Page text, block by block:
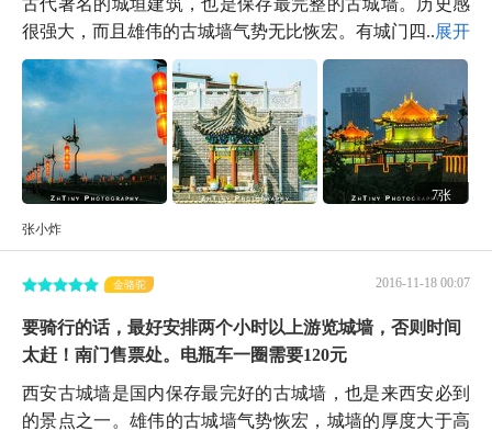
很强大，而且雄伟的古城墙气势无比恢宏。有城门四...展开
7张
张小炸
2016-11-18 00:07
金骆驼
要骑行的话，最好安排两个小时以上游览城墙，否则时间
太赶！南门售票处。电瓶车一圈需要120元
西安古城墙是国内保存最完好的古城墙，也是来西安必到
的景点之一。雄伟的古城墙气势恢宏，城墙的厚度大于高